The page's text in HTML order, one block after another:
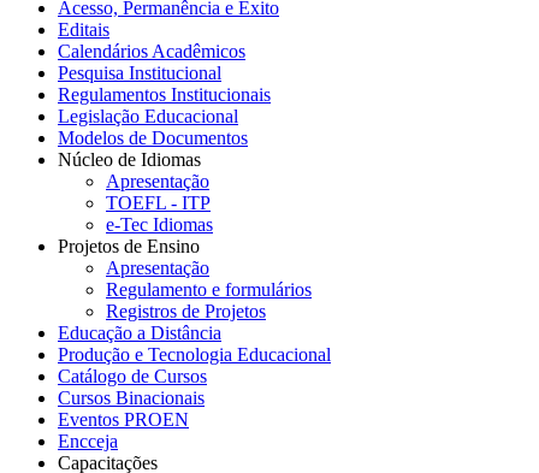
Acesso, Permanência e Êxito
Editais
Calendários Acadêmicos
Pesquisa Institucional
Regulamentos Institucionais
Legislação Educacional
Modelos de Documentos
Núcleo de Idiomas
Apresentação
TOEFL - ITP
e-Tec Idiomas
Projetos de Ensino
Apresentação
Regulamento e formulários
Registros de Projetos
Educação a Distância
Produção e Tecnologia Educacional
Catálogo de Cursos
Cursos Binacionais
Eventos PROEN
Encceja
Capacitações